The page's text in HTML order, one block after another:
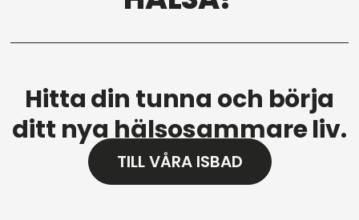
Hitta din tunna och börja
ditt nya hälsosammare liv.
TILL VÅRA ISBAD